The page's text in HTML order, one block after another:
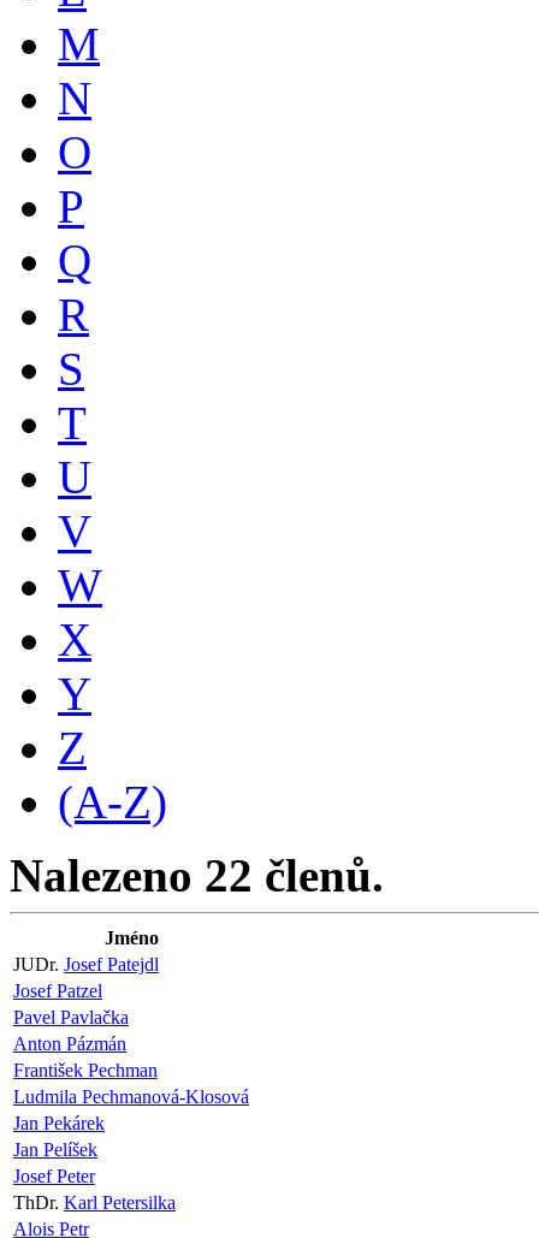
M
N
O
P
Q
R
S
T
U
V
W
X
Y
Z
(A-Z)
Nalezeno 22 členů.
Jméno
JUDr. Josef Patejdl
Josef Patzel
Pavel Pavlačka
Anton Pázmán
František Pechman
Ludmila Pechmanová-Klosová
Jan Pekárek
Jan Pelíšek
Josef Peter
ThDr. Karl Petersilka
Alois Petr